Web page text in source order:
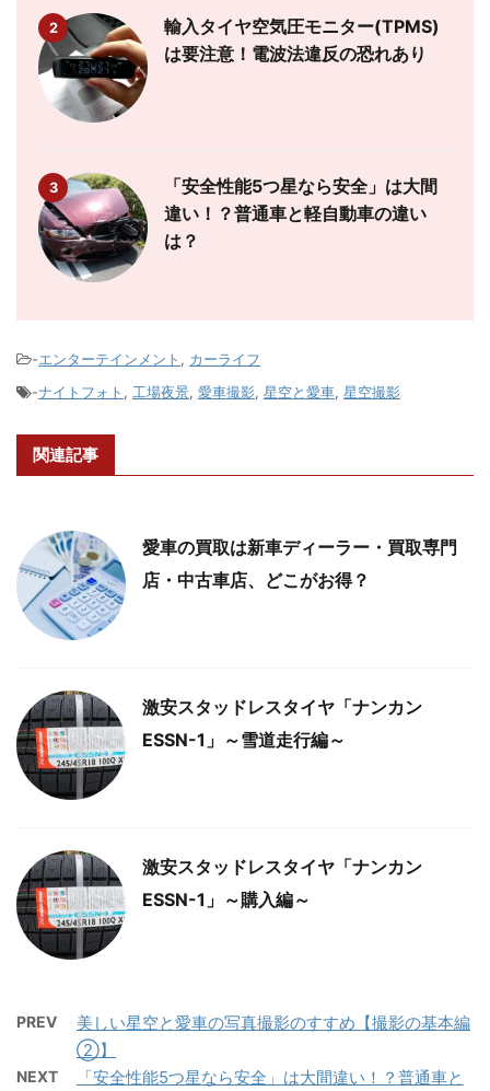
2
輸入タイヤ空気圧モニター(TPMS)
は要注意！電波法違反の恐れあり
3
「安全性能5つ星なら安全」は大間
違い！？普通車と軽自動車の違い
は？
-エンターテインメント , カーライフ
-ナイトフォト , 工場夜景, 愛車撮影, 星空と愛車, 星空撮影
関連記事
愛車の買取は新車ディーラー・買取専門
店・中古車店、どこがお得？
激安スタッドレスタイヤ「ナンカン
ESSN-1」～雪道走行編～
激安スタッドレスタイヤ「ナンカン
ESSN-1」～購入編～
PREV
美しい星空と愛車の写真撮影のすすめ【撮影の基本編
②】
NEXT
「安全性能5つ星なら安全」は大間違い！？普通車と